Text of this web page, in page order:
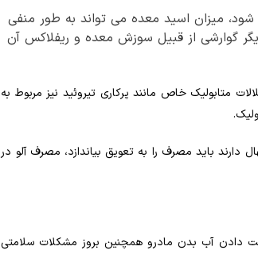
میزان اسید معده می تواند به طور منفی
گوارشی از قبیل سوزش معده و ریفلاکس آن
متابولیک خاص مانند پرکاری تیروئید نیز مربوط به
باید مصرف را به تعویق بیاندازد، مصرف آلو در
دادن آب بدن مادرو همچنین بروز مشکلات سلامتی